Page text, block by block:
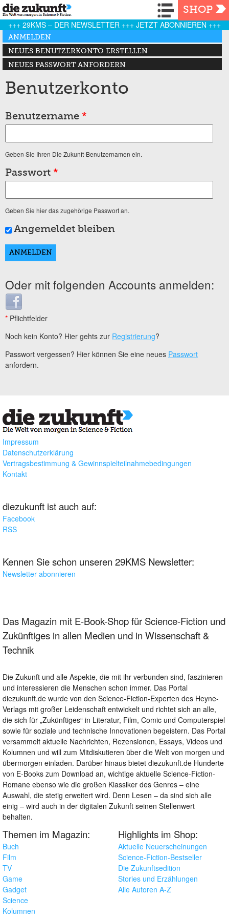
Navigation
SHOP
+++ 29KMS – DER NEWSLETTER +++ JETZT ABONNIEREN +++
Haupt-Reiter
ANMELDEN
(AKTIVER REITER)
NEUES BENUTZERKONTO ERSTELLEN
NEUES PASSWORT ANFORDERN
Benutzerkonto
Benutzername *
Geben Sie Ihren Die Zukunft-Benutzernamen ein.
Passwort *
Geben Sie hier das zugehörige Passwort an.
Angemeldet bleiben
Oder mit folgenden Accounts anmelden:
Login with Facebook
* Pflichtfelder
Noch kein Konto? Hier gehts zur Registrierung?
Passwort vergessen? Hier können Sie eine neues Passwort
anfordern.
Impressum
Datenschutzerklärung
Vertragsbestimmung & Gewinnspielteilnahmebedingungen
Kontakt
diezukunft ist auch auf:
Facebook
RSS
Kennen Sie schon unseren 29KMS Newsletter:
Newsletter abonnieren
Das Magazin mit E-Book-Shop für Science-Fiction und
Zukünftiges in allen Medien und in Wissenschaft &
Technik
Die Zukunft und alle Aspekte, die mit ihr verbunden sind, faszinieren
und interessieren die Menschen schon immer. Das Portal
diezukunft.de wurde von den Science-Fiction-Experten des Heyne-
Verlags mit großer Leidenschaft entwickelt und richtet sich an alle,
die sich für „Zukünftiges“ in Literatur, Film, Comic und Computerspiel
sowie für soziale und technische Innovationen begeistern. Das Portal
versammelt aktuelle Nachrichten, Rezensionen, Essays, Videos und
Kolumnen und will zum Mitdiskutieren über die Welt von morgen und
übermorgen einladen. Darüber hinaus bietet diezukunft.de Hunderte
von E-Books zum Download an, wichtige aktuelle Science-Fiction-
Romane ebenso wie die großen Klassiker des Genres – eine
Auswahl, die stetig erweitert wird. Denn Lesen – da sind sich alle
einig – wird auch in der digitalen Zukunft seinen Stellenwert
behalten.
Themen im Magazin:
Buch
Film
TV
Game
Gadget
Science
Kolumnen
Highlights im Shop:
Aktuelle Neuerscheinungen
Science-Fiction-Bestseller
Die Zukunftsedition
Stories und Erzählungen
Alle Autoren A-Z